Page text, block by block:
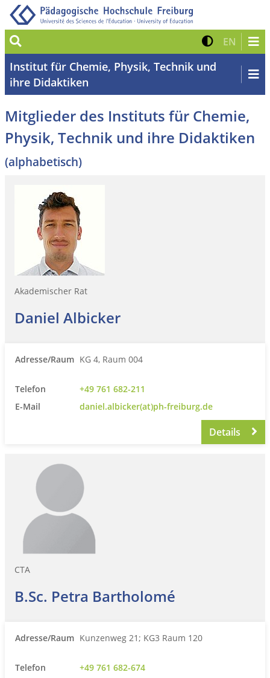
Suche Kontrast
EN Zur
Institut für Chemie, Physik, Technik und
ihre Didaktiken
Mitglieder des Instituts für Chemie,
Physik, Technik und ihre Didaktiken
(alphabetisch)
Akademischer Rat
Daniel Albicker
Adresse/Raum KG 4, Raum 004
Telefon
+49 761 682-211
E-Mail
daniel.albicker(at)ph-freiburg.de
Details
CTA
B.Sc. Petra Bartholomé
Adresse/Raum Kunzenweg 21; KG3 Raum 120
Telefon
+49 761 682-674